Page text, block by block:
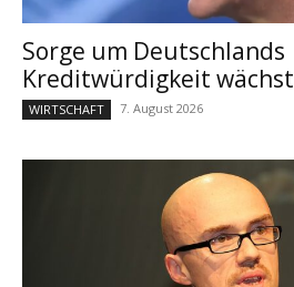
Sorge um Deutschlands
Kreditwürdigkeit wächst
WIRTSCHAFT 7. August 2026